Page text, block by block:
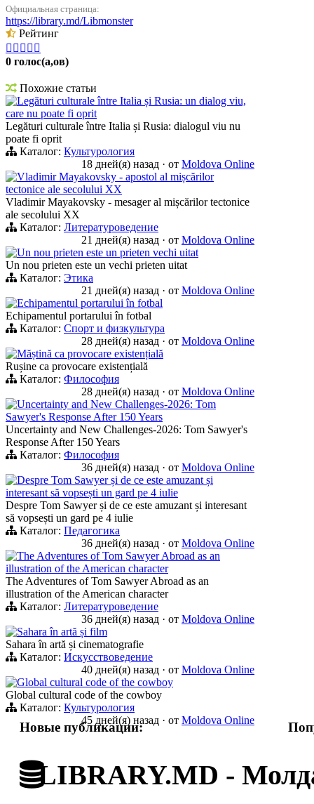
Официальная страница:
https://library.md/Libmonster
Рейтинг
    
0 голос(а,ов)
Похожие статьи
Legături culturale între Italia și Rusia: un dialog viu,
care nu poate fi oprit
Legături culturale între Italia și Rusia: dialogul viu nu
poate fi oprit
Каталог: Культурология
18 дней(я) назад · от Moldova Online
Vladimir Mayakovsky - apostol al mișcărilor
tectonice ale secolului XX
Vladimir Mayakovsky - mesager al mișcărilor tectonice
ale secolului XX
Каталог: Литературоведение
21 дней(я) назад · от Moldova Online
Un nou prieten este un prieten vechi uitat
Un nou prieten este un vechi prieten uitat
Каталог: Этика
21 дней(я) назад · от Moldova Online
Echipamentul portarului în fotbal
Echipamentul portarului în fotbal
Каталог: Спорт и физкультура
28 дней(я) назад · от Moldova Online
Măștină ca provocare existențială
Rușine ca provocare existențială
Каталог: Философия
28 дней(я) назад · от Moldova Online
Uncertainty and New Challenges-2026: Tom
Sawyer's Response After 150 Years
Uncertainty and New Challenges-2026: Tom Sawyer's
Response After 150 Years
Каталог: Философия
36 дней(я) назад · от Moldova Online
Despre Tom Sawyer și de ce este amuzant și
interesant să vopsești un gard pe 4 iulie
Despre Tom Sawyer și de ce este amuzant și interesant
să vopsești un gard pe 4 iulie
Каталог: Педагогика
36 дней(я) назад · от Moldova Online
The Adventures of Tom Sawyer Abroad as an
illustration of the American character
The Adventures of Tom Sawyer Abroad as an
illustration of the American character
Каталог: Литературоведение
36 дней(я) назад · от Moldova Online
Sahara în artă și film
Sahara în artă și cinematografie
Каталог: Искусствоведение
40 дней(я) назад · от Moldova Online
Global cultural code of the cowboy
Global cultural code of the cowboy
Каталог: Культурология
45 дней(я) назад · от Moldova Online
Новые публикации:
LIBRARY.MD -